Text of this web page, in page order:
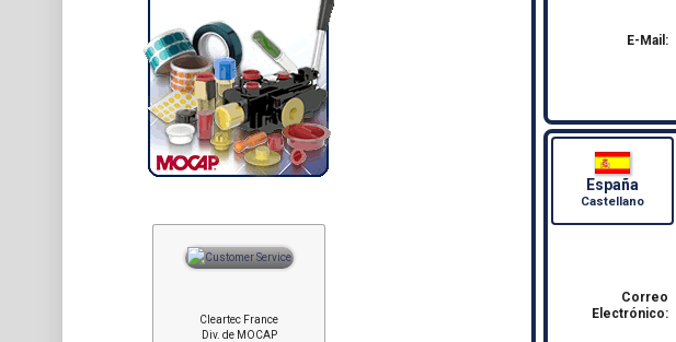
E-Mail:
España
Castellano
Correo
Electrónico:
Cleartec France
Div. de MOCAP